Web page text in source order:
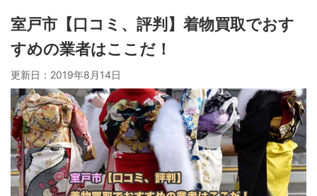
室戸市【口コミ、評判】着物買取でおす
すめの業者はここだ！
更新日： 2019年8月14日